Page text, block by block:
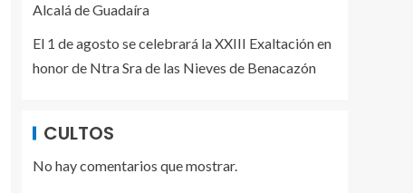
Alcalá de Guadaíra
El 1 de agosto se celebrará la XXIII Exaltación en
honor de Ntra Sra de las Nieves de Benacazón
CULTOS
No hay comentarios que mostrar.